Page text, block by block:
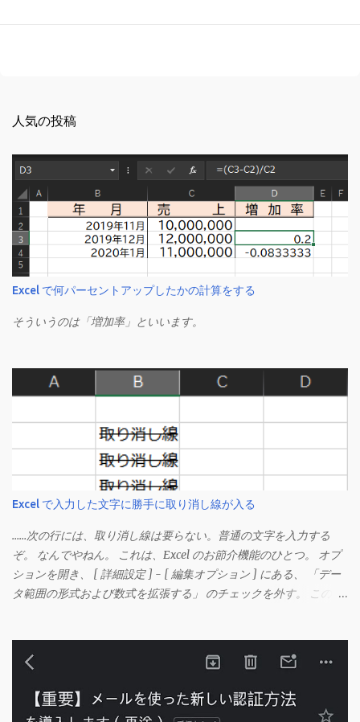
人気の投稿
Excel で何パーセントアップしたかの計算をする
そういうのは「増加率」といいます。
Excel で入力した文字に勝手に取り消し線が入る
……次の行には、取り消し線は要らない。普通の文字を入力する
ぞ。 なんでやねん。 これは、Excel のお節介機能のひとつ。 オプ
ションを開き、 [ 詳細設定 ] - [ 編集オプション ] にある、 「デー
タ範囲の形式および数式を拡張する」 のチェックを外す。 この機
うです。 このオプションを解除して、他のセル（取り消し線の書
式がないセル）をコピーしてから、もう一度入力してみます。 今
度は大丈夫です。 Mac の場合、画面上部にあるメニューの
「Excel」をクリックして環境設定を開きます（「command + ,